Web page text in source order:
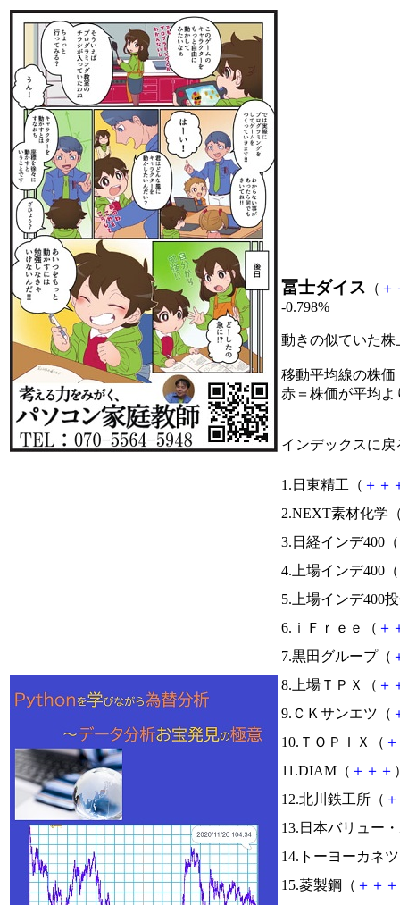
冨士ダイス （ ＋
-0.798%
動きの似ていた
移動平均線の株価
赤＝株価が平均
インデックスに戻
1.日東精工（ ＋ ＋
2.NEXT素材化学
3.日経インデ400（
4.上場インデ400（
5.上場インデ400
6.ｉＦｒｅｅ（ ＋
7.黒田グループ（
8.上場ＴＰＸ（ ＋
9.ＣＫサンエツ（
10.ＴＯＰＩＸ（ ＋
11.DIAM（ ＋ ＋ ＋
12.北川鉄工所（ ＋
13.日本バリュー
14.トーヨーカネ
15.菱製鋼（ ＋ ＋ ＋